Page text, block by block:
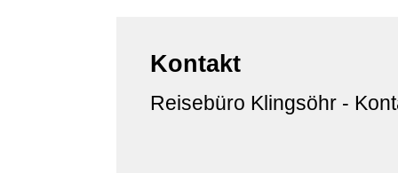
Kontakt
Reisebüro Klingsöhr -